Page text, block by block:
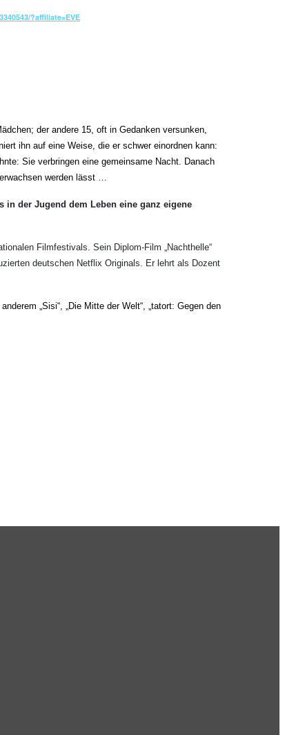
?affiliate=EVE
der andere 15, oft in Gedanken versunken,
ihn auf eine Weise, die er schwer einordnen kann:
Sie verbringen eine gemeinsame Nacht. Danach
werden lässt …
der Jugend dem Leben eine ganz eigene
Filmfestivals. Sein Diplom-Film „Nachthelle“
deutschen Netflix Originals. Er lehrt als Dozent
„Sisi“, „Die Mitte der Welt“, „tatort: Gegen den